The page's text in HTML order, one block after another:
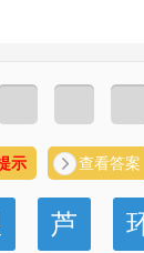
示 查看答案
芦